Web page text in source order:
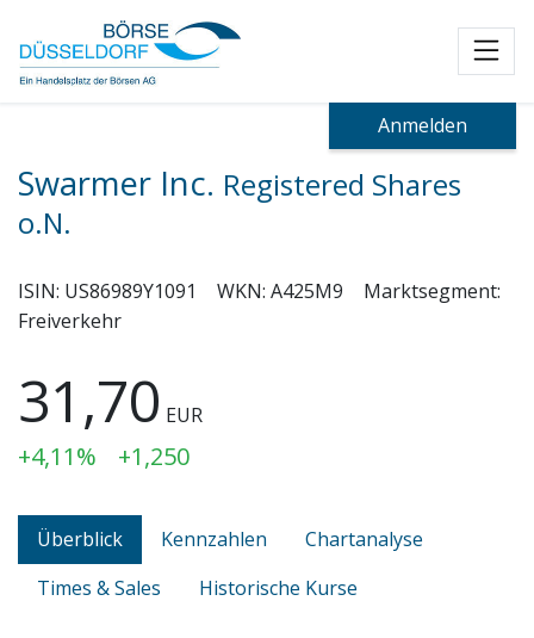
Anmelden
Swarmer Inc. Registered Shares
o.N.
ISIN: US86989Y1091 WKN: A425M9
Marktsegment:
Freiverkehr
31,70 EUR
+4,11% +1,250
Überblick Kennzahlen
Chartanalyse
Times & Sales
Historische Kurse